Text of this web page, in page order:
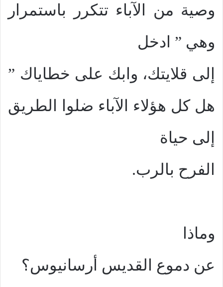
وصية من الآباء تتكرر باستمرار
وهي ” ادخل
إلى قلايتك، وابك على خطاياك ”
هل كل هؤلاء الآباء ضلوا الطريق
إلى حياة
الفرح بالرب.
وماذا
عن دموع القديس أرسانيوس؟